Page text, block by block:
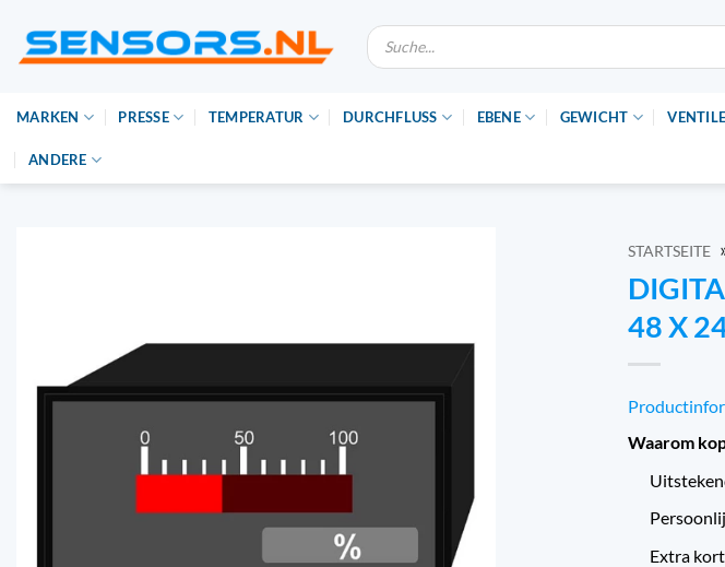
Inhalt
springen
Suche
nach
Produkten
MARKEN PRESSE TEMPERATUR DURCHFLUSS EBENE GEWICHT VENTILE
ANDERE
STARTSEITE
48 X
Waarom
Extra